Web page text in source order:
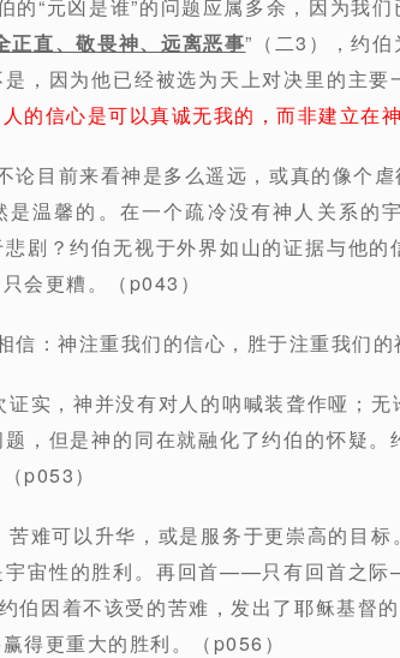
的“元凶是谁”的问题应属多余，因为我
正直、敬畏神、远离恶事”（二3），约
，因为他已经被选为天上对决里的主要
的信心是可以真诚无我的，而非建立在
论目前来看神是多么遥远，或真的像个
是温馨的。在一个疏冷没有神人关系的
剧？约伯无视于外界如山的证据与他
会更糟。（p043）
信：神注重我们的信心，胜于注重我们的
实，神并没有对人的呐喊装聋作哑；
，但是神的同在就融化了约伯的怀疑
p053）
难可以升华，或是服务于更崇高的目
宇宙性的胜利。再回首——只有回首之
伯因着不该受的苦难，发出了耶稣基督
得更重大的胜利。（p056）